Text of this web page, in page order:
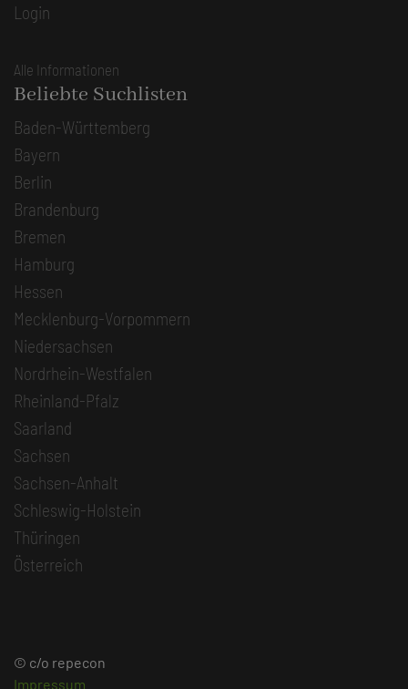
Login
Alle Informationen
Beliebte Suchlisten
Baden-Württemberg
Bayern
Berlin
Brandenburg
Bremen
Hamburg
Hessen
Mecklenburg-Vorpommern
Niedersachsen
Nordrhein-Westfalen
Rheinland-Pfalz
Saarland
Sachsen
Sachsen-Anhalt
Schleswig-Holstein
Thüringen
Österreich
© c/o repecon
Impressum